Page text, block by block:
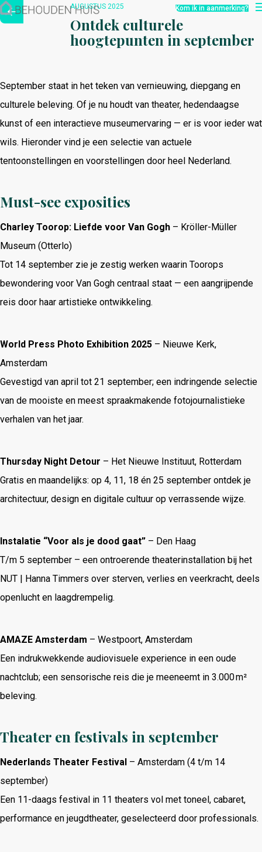
Hoe werkt het?
Over ons
Nieuwsbrief
Kom ik in aanmerking?
AUGUSTUS 2025
Ontdek culturele
hoogtepunten in september
September staat in het teken van vernieuwing, diepgang en
culturele beleving. Of je nu houdt van theater, hedendaagse
kunst of een interactieve museumervaring — er is voor ieder wat
wils. Hieronder vind je een selectie van actuele
tentoonstellingen en voorstellingen door heel Nederland.
Must-see exposities
Charley Toorop: Liefde voor Van Gogh – Kröller-Müller
Museum (Otterlo)
Tot 14 september zie je zestig werken waarin Toorops
bewondering voor Van Gogh centraal staat — een aangrijpende
reis door haar artistieke ontwikkeling.
World Press Photo Exhibition 2025 – Nieuwe Kerk,
Amsterdam
Gevestigd van april tot 21 september; een indringende selectie
van de mooiste en meest spraakmakende fotojournalistieke
verhalen van het jaar.
Thursday Night Detour – Het Nieuwe Instituut, Rotterdam
Gratis en maandelijks: op 4, 11, 18 én 25 september ontdek je
architectuur, design en digitale cultuur op verrassende wijze.
Instalatie “Voor als je dood gaat” – Den Haag
T/m 5 september – een ontroerende theaterinstallation bij het
NUT | Hanna Timmers over sterven, verlies en veerkracht, deels
openlucht en laagdrempelig.
AMAZE Amsterdam – Westpoort, Amsterdam
Een indrukwekkende audiovisuele experience in een oude
nachtclub; een sensorische reis die je meeneemt in 3.000 m²
beleving.
Theater en festivals in september
Nederlands Theater Festival – Amsterdam (4 t/m 14
september)
Een 11-daags festival in 11 theaters vol met toneel, cabaret,
performance en jeugdtheater, geselecteerd door professionals.